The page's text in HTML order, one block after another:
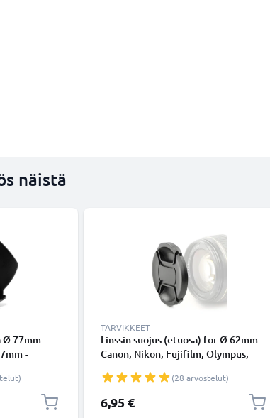
näistä
Ø 77mm
-
TARVIKKEET
Linssin suojus (etuosa) for Ø 62mm -
Canon, Nikon, Fujifilm, Olympus,
Inside handle / Central Pinch Suojus
Kansi
(28 arvostelut)
6,95 €